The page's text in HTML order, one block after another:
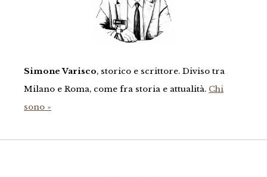
Simone Varisco, storico e scrittore. Diviso tra
Milano e Roma, come fra storia e attualità. Chi
sono »